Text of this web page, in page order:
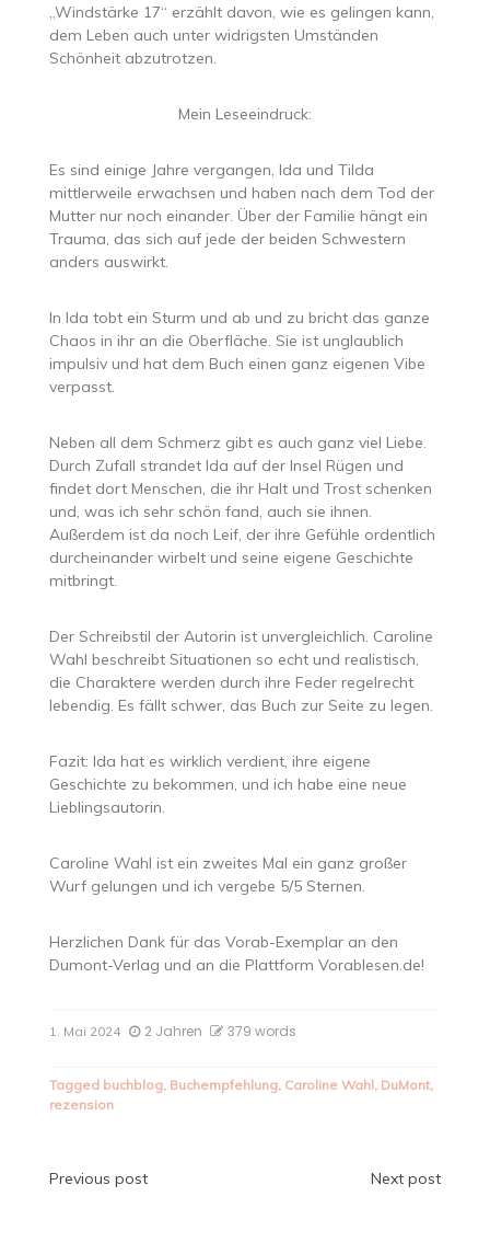
„Windstärke 17“ erzählt davon, wie es gelingen kann,
dem Leben auch unter widrigsten Umständen
Schönheit abzutrotzen.
Mein Leseeindruck:
Es sind einige Jahre vergangen, Ida und Tilda
mittlerweile erwachsen und haben nach dem Tod der
Mutter nur noch einander. Über der Familie hängt ein
Trauma, das sich auf jede der beiden Schwestern
anders auswirkt.
In Ida tobt ein Sturm und ab und zu bricht das ganze
Chaos in ihr an die Oberfläche. Sie ist unglaublich
impulsiv und hat dem Buch einen ganz eigenen Vibe
verpasst.
Neben all dem Schmerz gibt es auch ganz viel Liebe.
Durch Zufall strandet Ida auf der Insel Rügen und
findet dort Menschen, die ihr Halt und Trost schenken
und, was ich sehr schön fand, auch sie ihnen.
Außerdem ist da noch Leif, der ihre Gefühle ordentlich
durcheinander wirbelt und seine eigene Geschichte
mitbringt.
Der Schreibstil der Autorin ist unvergleichlich. Caroline
Wahl beschreibt Situationen so echt und realistisch,
die Charaktere werden durch ihre Feder regelrecht
lebendig. Es fällt schwer, das Buch zur Seite zu legen.
Fazit: Ida hat es wirklich verdient, ihre eigene
Geschichte zu bekommen, und ich habe eine neue
Lieblingsautorin.
Caroline Wahl ist ein zweites Mal ein ganz großer
Wurf gelungen und ich vergebe 5/5 Sternen.
Herzlichen Dank für das Vorab-Exemplar an den
Dumont-Verlag und an die Plattform Vorablesen.de!
1. Mai 2024 2 Jahren 379 words
Tagged buchblog, Buchempfehlung, Caroline Wahl, DuMont,
rezension
Beitragsnavigation
Previous post Next post